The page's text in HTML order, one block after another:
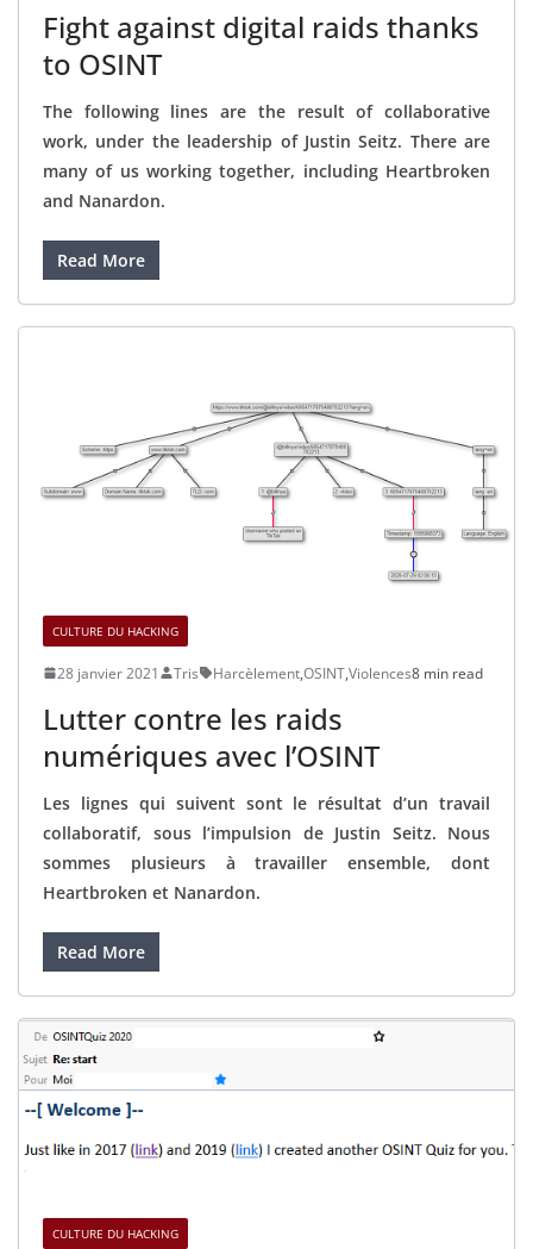
Fight against digital raids thanks
to OSINT
The following lines are the result of collaborative
work, under the leadership of Justin Seitz. There are
many of us working together, including Heartbroken
and Nanardon.
Read More
CULTURE DU HACKING
28 janvier 2021 Tris Harcèlement,OSINT,Violences8 min read
Lutter contre les raids
numériques avec l’OSINT
Les lignes qui suivent sont le résultat d’un travail
collaboratif, sous l’impulsion de Justin Seitz. Nous
sommes plusieurs à travailler ensemble, dont
Heartbroken et Nanardon.
Read More
CULTURE DU HACKING